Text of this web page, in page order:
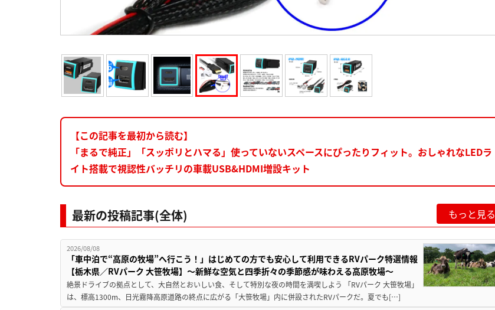
【この記事を最初から読む】
「まるで純正」「スッポリとハマる」使っていないスペースにぴったりフィット。おしゃれなLEDラ
イト搭載で視認性バッチリの車載USB&HDMI増設キット
最新の投稿記事(全体) もっと見る
2026/08/08
「車中泊で“高原の牧場”へ行こう！」はじめての方でも安心して利用できるRVパーク特選情報
【栃木県／RVパーク 大笹牧場】～新鮮な空気と四季折々の季節感が味わえる高原牧場～
絶景ドライブの拠点として、大自然とおいしい食、そして特別な夜の時間を満喫しよう 「RVパーク 大笹牧場」
は、標高1300m、日光霧降高原道路の終点に広がる「大笹牧場」内に併設されたRVパークだ。夏でも[…]